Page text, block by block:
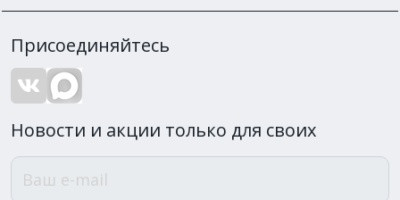
Присоединяйтесь
Новости и акции только для своих